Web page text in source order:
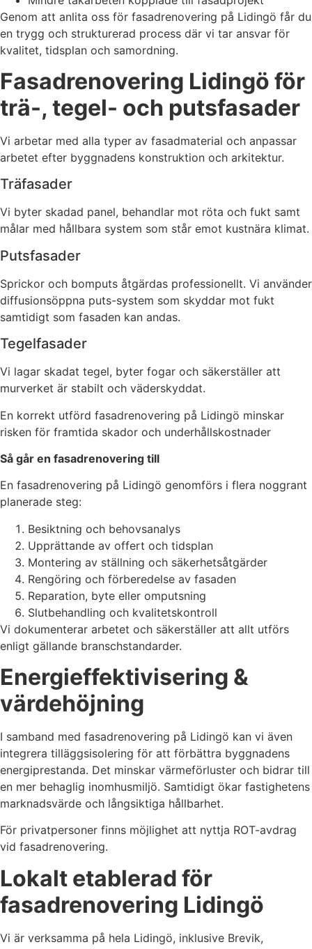
Genom att anlita oss för fasadrenovering på Lidingö får du
en trygg och strukturerad process där vi tar ansvar för
kvalitet, tidsplan och samordning.
Fasadrenovering Lidingö för
trä-, tegel- och putsfasader
Vi arbetar med alla typer av fasadmaterial och anpassar
arbetet efter byggnadens konstruktion och arkitektur.
Träfasader
Vi byter skadad panel, behandlar mot röta och fukt samt
målar med hållbara system som står emot kustnära klimat.
Putsfasader
Sprickor och bomputs åtgärdas professionellt. Vi använder
diffusionsöppna puts-system som skyddar mot fukt
samtidigt som fasaden kan andas.
Tegelfasader
Vi lagar skadat tegel, byter fogar och säkerställer att
murverket är stabilt och väderskyddat.
En korrekt utförd fasadrenovering på Lidingö minskar
risken för framtida skador och underhållskostnader
Så går en fasadrenovering till
En fasadrenovering på Lidingö genomförs i flera noggrant
planerade steg:
Besiktning och behovsanalys
Upprättande av offert och tidsplan
Montering av ställning och säkerhetsåtgärder
Rengöring och förberedelse av fasaden
Reparation, byte eller omputsning
Slutbehandling och kvalitetskontroll
Vi dokumenterar arbetet och säkerställer att allt utförs
enligt gällande branschstandarder.
Energieffektivisering &
värdehöjning
I samband med fasadrenovering på Lidingö kan vi även
integrera tilläggsisolering för att förbättra byggnadens
energiprestanda. Det minskar värmeförluster och bidrar till
en mer behaglig inomhusmiljö. Samtidigt ökar fastighetens
marknadsvärde och långsiktiga hållbarhet.
För privatpersoner finns möjlighet att nyttja ROT-avdrag
vid fasadrenovering.
Lokalt etablerad för
fasadrenovering Lidingö
Vi är verksamma på hela Lidingö, inklusive Brevik,